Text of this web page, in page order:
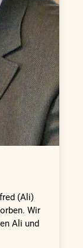
(Ali)
Wir
Ali und